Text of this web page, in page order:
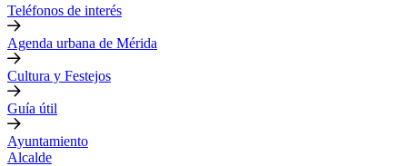
Teléfonos de interés
Agenda urbana de Mérida
Cultura y Festejos
Guía útil
Ayuntamiento
Alcalde